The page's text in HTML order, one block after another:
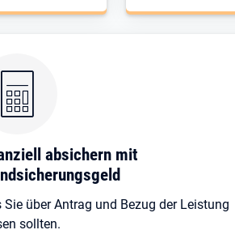
absichern mit
Sie über Antrag und Bezug der Leistung
sollten.